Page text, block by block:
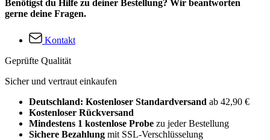
Benötigst du Hilfe zu deiner Bestellung? Wir beantworten
gerne deine Fragen.
Kontakt
Geprüfte Qualität
Sicher und vertraut einkaufen
Deutschland: Kostenloser Standardversand ab 42,90 €
Kostenloser Rückversand
Mindestens 1 kostenlose Probe zu jeder Bestellung
Sichere Bezahlung mit SSL-Verschlüsselung